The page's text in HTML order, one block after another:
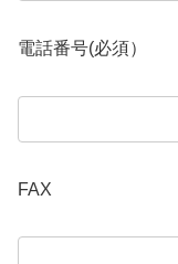
電話番号(必須）
FAX